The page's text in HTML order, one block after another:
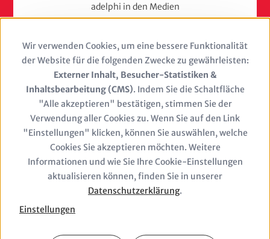
adelphi in den Medien
Karriere
Berufserfahrene
Berufseinsteiger & Trainees
Studierende
Stellenangebote
Jobs
Closure
Use
of
personal
data
and
cookies
Wir verwenden Cookies, um eine bessere Funktionalität
der Website für die folgenden Zwecke zu gewährleisten:
Externer Inhalt, Besucher-Statistiken &
Inhaltsbearbeitung (CMS). Indem Sie die Schaltfläche
"Alle akzeptieren" bestätigen, stimmen Sie der
Verwendung aller Cookies zu. Wenn Sie auf den Link
"Einstellungen" klicken, können Sie auswählen, welche
Cookies Sie akzeptieren möchten. Weitere
Informationen und wie Sie Ihre Cookie-Einstellungen
aktualisieren können, finden Sie in unserer
Datenschutzerklärung.
Einstellungen